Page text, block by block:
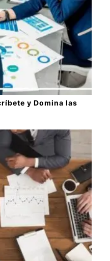
y Domina las